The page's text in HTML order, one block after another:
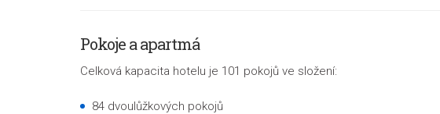
Pokoje a apartmá
Celková kapacita hotelu je 101 pokojů ve složení:
84 dvoulůžkových pokojů